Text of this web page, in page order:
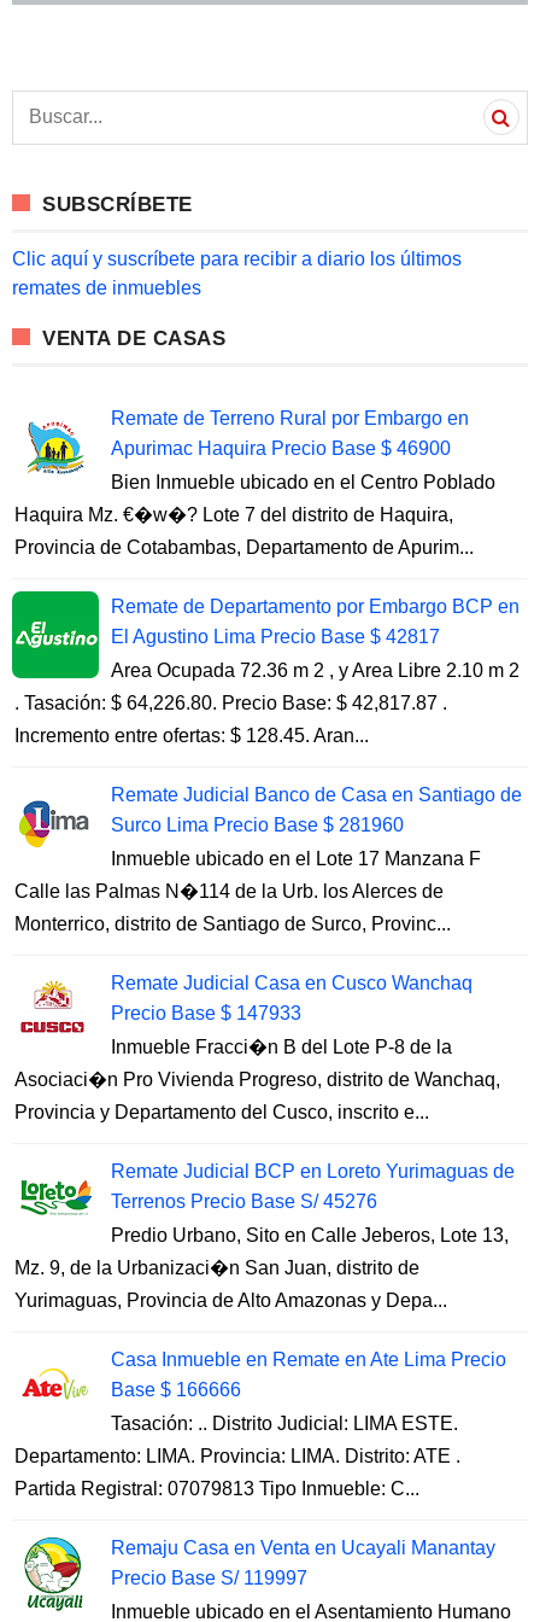
a
h
o
:
SUBSCRÍBETE
Clic aquí y suscríbete para recibir a diario los últimos
remates de inmuebles
VENTA DE CASAS
Remate de Terreno Rural por Embargo en
Apurimac Haquira Precio Base $ 46900
Bien Inmueble ubicado en el Centro Poblado
Haquira Mz. €�w�? Lote 7 del distrito de Haquira,
Provincia de Cotabambas, Departamento de Apurim...
Remate de Departamento por Embargo BCP en
El Agustino Lima Precio Base $ 42817
Area Ocupada 72.36 m 2 , y Area Libre 2.10 m 2
. Tasación: $ 64,226.80. Precio Base: $ 42,817.87 .
Incremento entre ofertas: $ 128.45. Aran...
Remate Judicial Banco de Casa en Santiago de
Surco Lima Precio Base $ 281960
Inmueble ubicado en el Lote 17 Manzana F
Calle las Palmas N�114 de la Urb. los Alerces de
Monterrico, distrito de Santiago de Surco, Provinc...
Remate Judicial Casa en Cusco Wanchaq
Precio Base $ 147933
Inmueble Fracci�n B del Lote P-8 de la
Asociaci�n Pro Vivienda Progreso, distrito de Wanchaq,
Provincia y Departamento del Cusco, inscrito e...
Remate Judicial BCP en Loreto Yurimaguas de
Terrenos Precio Base S/ 45276
Predio Urbano, Sito en Calle Jeberos, Lote 13,
Mz. 9, de la Urbanizaci�n San Juan, distrito de
Yurimaguas, Provincia de Alto Amazonas y Depa...
Casa Inmueble en Remate en Ate Lima Precio
Base $ 166666
Tasación: .. Distrito Judicial: LIMA ESTE.
Departamento: LIMA. Provincia: LIMA. Distrito: ATE .
Partida Registral: 07079813 Tipo Inmueble: C...
Remaju Casa en Venta en Ucayali Manantay
Precio Base S/ 119997
Inmueble ubicado en el Asentamiento Humano